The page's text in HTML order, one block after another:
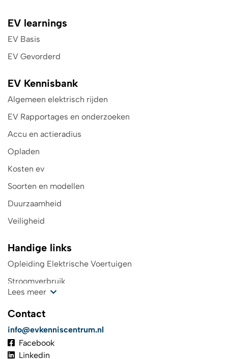
EV learnings
EV Basis
EV Gevorderd
EV Kennisbank
Algemeen elektrisch rijden
EV Rapportages en onderzoeken
Accu en actieradius
Opladen
Kosten ev
Soorten en modellen
Duurzaamheid
Veiligheid
Handige links
Opleiding Elektrische Voertuigen
Stroomverbruik
Wegenbelasting
Top 4 laadpas elektrische auto
De toekomst in elektrisch rijden
Lees meer
Contact
info@evkenniscentrum.nl
Facebook
Linkedin